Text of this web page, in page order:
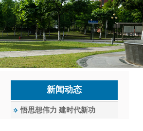
新闻动态
悟思想伟力 建时代新功